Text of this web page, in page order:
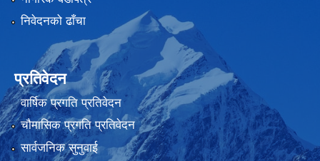
निवेदनको ढाँचा
प्रतिवेदन
वार्षिक प्रगति प्रतिवेदन
चौमासिक प्रगति प्रतिवेदन
सार्वजनिक सुनुवाई